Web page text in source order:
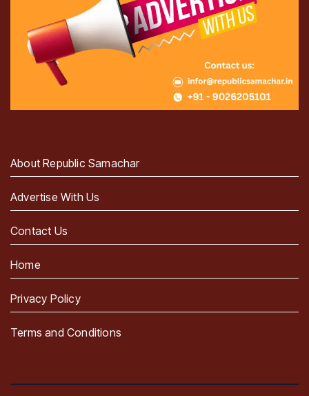
About Republic Samachar
Advertise With Us
Contact Us
Home
Privacy Policy
Terms and Conditions